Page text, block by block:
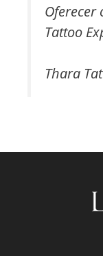
Oferecer
Tattoo
Thara